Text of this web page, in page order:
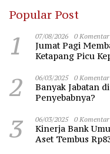
Popular Post
1 07/08/2026 0 Komentar
Jumat Pagi
Ketapang Picu
2 06/03/2025 0 Komentar
Banyak Jabatan
Penyebabnya?
3 06/03/2025 0 Komentar
Kinerja Bank
Aset Tembus